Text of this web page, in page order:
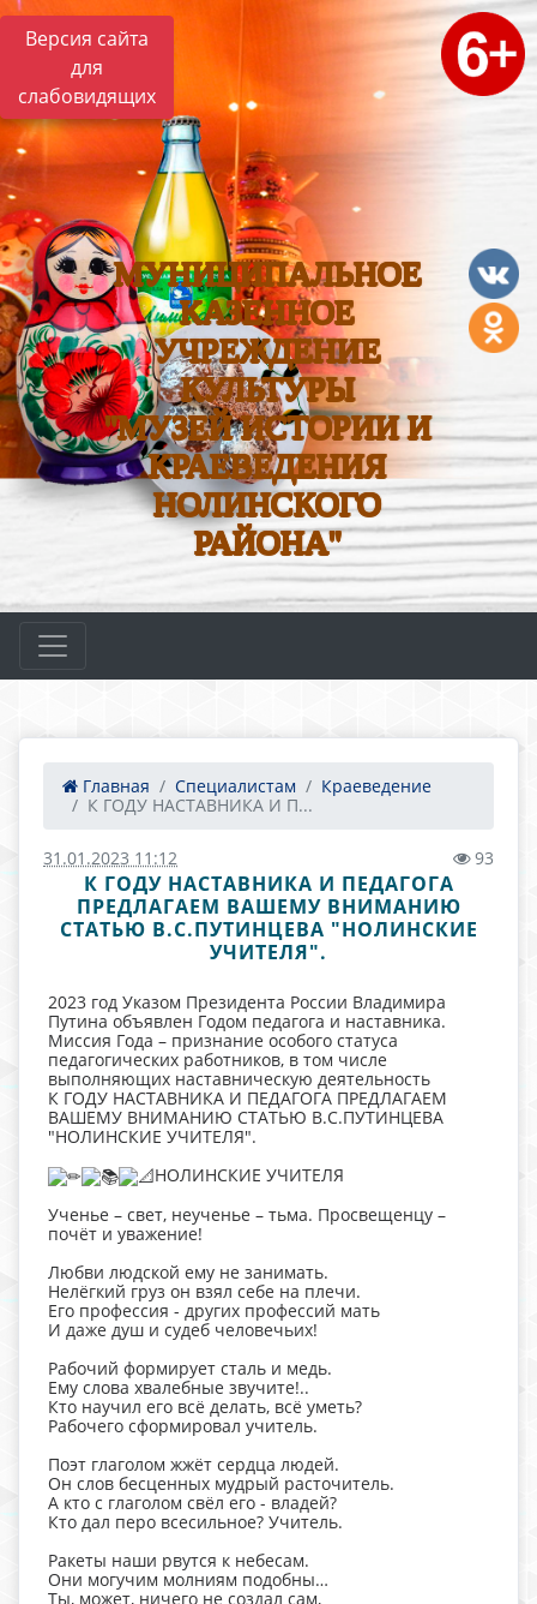
Версия сайта
для
слабовидящих
МУНИЦИПАЛЬНОЕ
КАЗЕННОЕ
УЧРЕЖДЕНИЕ
КУЛЬТУРЫ
"МУЗЕЙ ИСТОРИИ И
КРАЕВЕДЕНИЯ
НОЛИНСКОГО
РАЙОНА"
Главная Специалистам
Краеведение
К ГОДУ НАСТАВНИКА И П...
31.01.2023 11:12 93
К ГОДУ НАСТАВНИКА И ПЕДАГОГА
ПРЕДЛАГАЕМ ВАШЕМУ ВНИМАНИЮ
СТАТЬЮ В.С.ПУТИНЦЕВА "НОЛИНСКИЕ
УЧИТЕЛЯ".
2023 год Указом Президента России Владимира
Путина объявлен Годом педагога и наставника.
Миссия Года – признание особого статуса
педагогических работников, в том числе
выполняющих наставническую деятельность
К ГОДУ НАСТАВНИКА И ПЕДАГОГА ПРЕДЛАГАЕМ
ВАШЕМУ ВНИМАНИЮ СТАТЬЮ В.С.ПУТИНЦЕВА
"НОЛИНСКИЕ УЧИТЕЛЯ".
НОЛИНСКИЕ УЧИТЕЛЯ
Ученье – свет, неученье – тьма. Просвещенцу –
почёт и уважение!
Любви людской ему не занимать.
Нелёгкий груз он взял себе на плечи.
Его профессия - других профессий мать
И даже душ и судеб человечьих!
Рабочий формирует сталь и медь.
Ему слова хвалебные звучите!..
Кто научил его всё делать, всё уметь?
Рабочего сформировал учитель.
Поэт глаголом жжёт сердца людей.
Он слов бесценных мудрый расточитель.
А кто с глаголом свёл его - владей?
Кто дал перо всесильное? Учитель.
Ракеты наши рвутся к небесам.
Они могучим молниям подобны…
Ты, может, ничего не создал сам,